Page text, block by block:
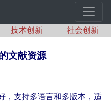
技术创新 社会创新
文献资源
，支持多语言和多版本，适